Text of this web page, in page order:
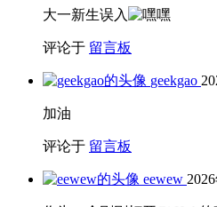
大一新生误入
评论于 留言板
geekgao
加油
评论于 留言板
eewew